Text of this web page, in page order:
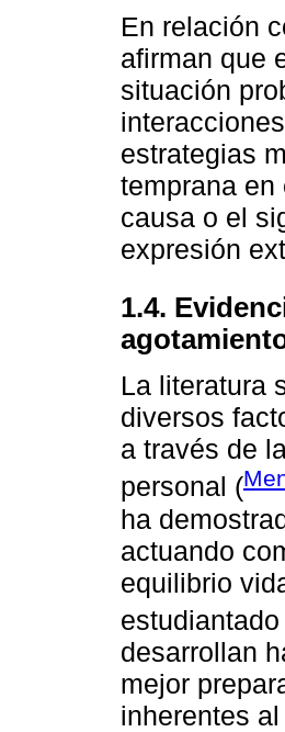
En relación
afirman que
situación
estrategias
temprana en
causa o el
expresión
1.4.
La literatura
diversos
a través de
personal (
ha
actuando
equilibrio
estudiantado
desarrollan
mejor
inherentes